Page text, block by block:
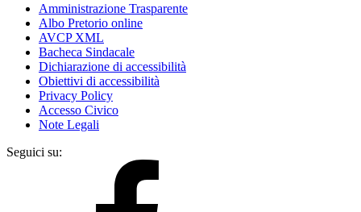
Amministrazione Trasparente
Albo Pretorio online
AVCP XML
Bacheca Sindacale
Dichiarazione di accessibilità
Obiettivi di accessibilità
Privacy Policy
Accesso Civico
Note Legali
Seguici su: